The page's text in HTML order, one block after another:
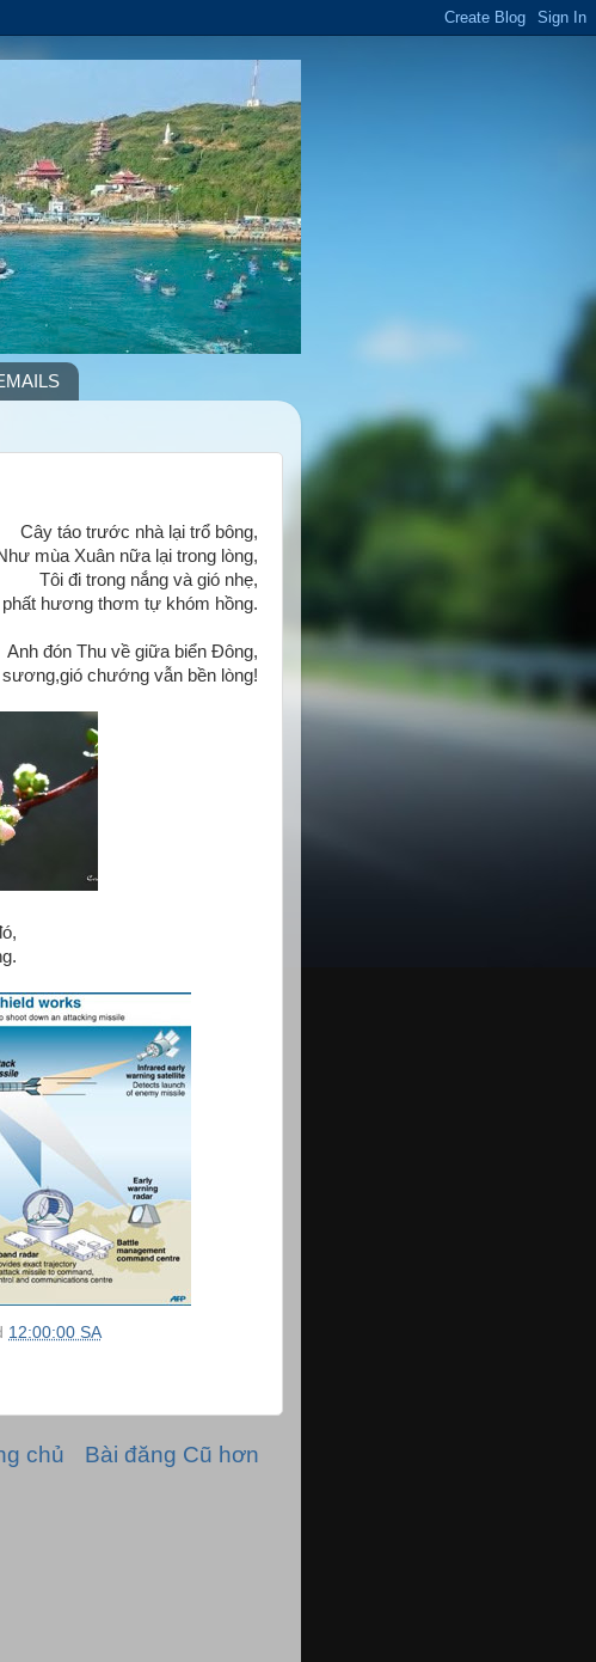
Cây táo trước nhà lại trổ bông,
mùa Xuân nữa lại trong lòng,
Tôi đi trong nắng và gió nhẹ,
phất hương thơm tự khóm hồng.
Anh đón Thu về giữa biển Đông,
chướng vẫn bền lòng!
12:00:00 SA
Bài đăng Cũ hơn
chủ